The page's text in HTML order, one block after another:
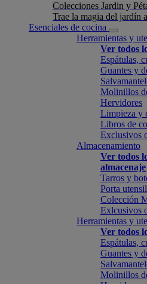
Colecciones Jardin y
Trae la magia del jardín
Esenciales de cocina
Herramientas y
Ver todos
Espátulas,
Guantes y
Molinillos
Hervidores
Limpieza y
Libros de
Exclusivos
Almacenamiento
Ver todos
almacenaje
Tarros y
Porta
Colección
Exlcusivos
Herramientas y
Ver todos
Espátulas,
Guantes y
Molinillos